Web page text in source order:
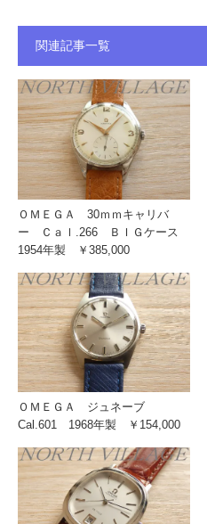
関連記事一覧
ＯＭＥＧＡ 30ｍｍキャリバ
ー Ｃａｌ.266 ＢＩＧケース
1954年製 ￥385,000
ＯＭＥＧＡ ジュネーブ
Cal.601 1968年製 ￥154,000